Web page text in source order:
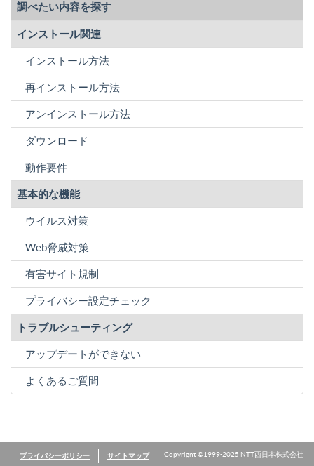
調べたい内容を探す
インストール関連
インストール方法
再インストール方法
アンインストール方法
ダウンロード
動作要件
基本的な機能
ウイルス対策
Web脅威対策
有害サイト規制
プライバシー設定チェック
トラブルシューティング
アップデートができない
よくあるご質問
プライバシーポリシー サイトマップ